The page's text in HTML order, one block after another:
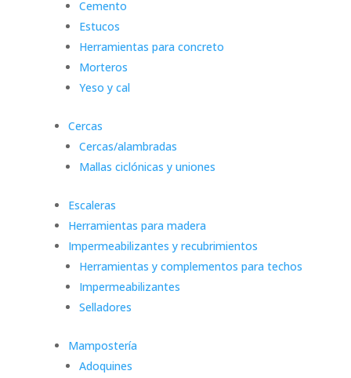
Cemento
Estucos
Herramientas para concreto
Morteros
Yeso y cal
Cercas
Cercas/alambradas
Mallas ciclónicas y uniones
Escaleras
Herramientas para madera
Impermeabilizantes y recubrimientos
Herramientas y complementos para techos
Impermeabilizantes
Selladores
Mampostería
Adoquines